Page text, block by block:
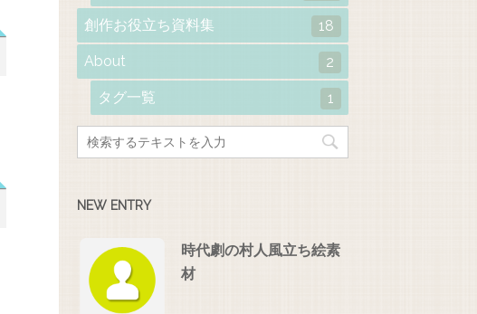
創作お役立ち資料集 18
About 2
タグ一覧 1
NEW ENTRY
時代劇の村人風立ち絵素
材